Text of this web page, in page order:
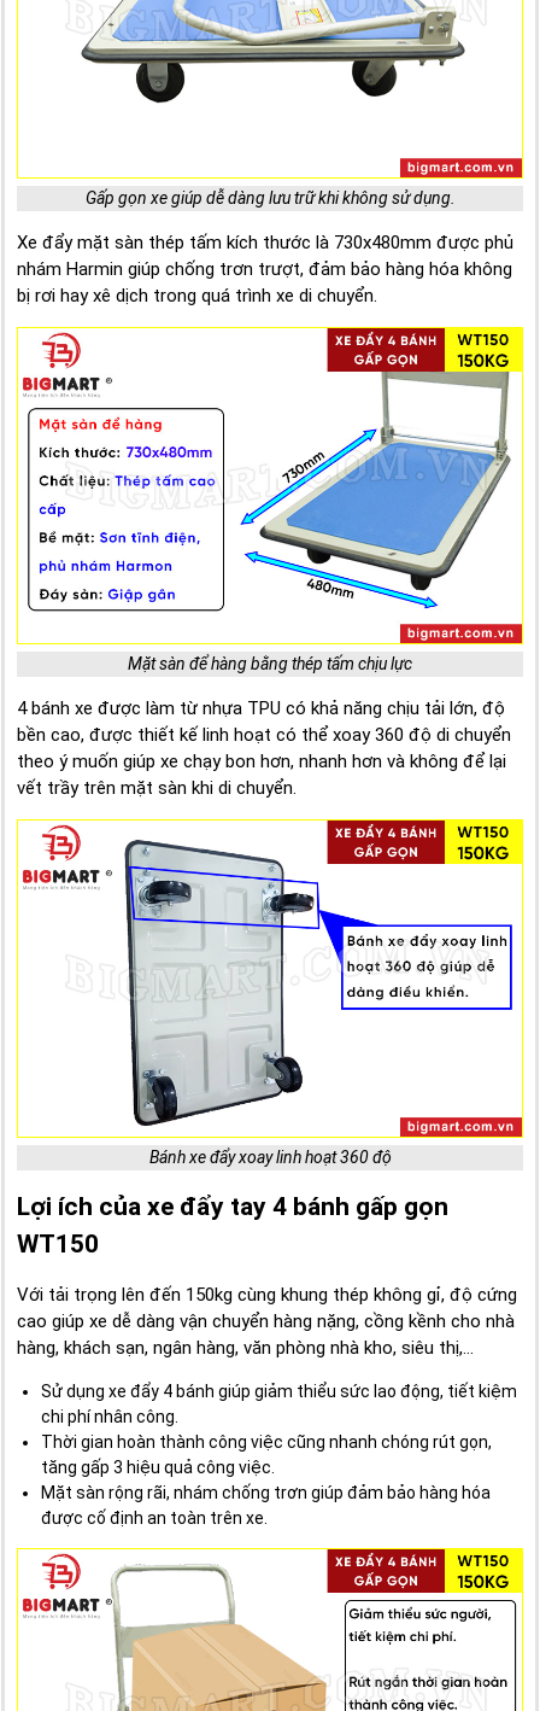
Gấp gọn xe giúp dễ dàng lưu trữ khi không sử dụng.
Xe đẩy mặt sàn thép tấm kích thước là 730x480mm được phủ
nhám Harmin giúp chống trơn trượt, đảm bảo hàng hóa không
bị rơi hay xê dịch trong quá trình xe di chuyển.
Mặt sàn để hàng bằng thép tấm chịu lực
4 bánh xe được làm từ nhựa TPU có khả năng chịu tải lớn, độ
bền cao, được thiết kế linh hoạt có thể xoay 360 độ di chuyển
theo ý muốn giúp xe chạy bon hơn, nhanh hơn và không để lại
vết trầy trên mặt sàn khi di chuyển.
Bánh xe đẩy xoay linh hoạt 360 độ
Lợi ích của xe đẩy tay 4 bánh gấp gọn
WT150
Với tải trọng lên đến 150kg cùng khung thép không gỉ, độ cứng
cao giúp xe dễ dàng vận chuyển hàng nặng, cồng kềnh cho nhà
hàng, khách sạn, ngân hàng, văn phòng nhà kho, siêu thị,...
Sử dụng xe đẩy 4 bánh giúp giảm thiểu sức lao động, tiết kiệm
chi phí nhân công.
Thời gian hoàn thành công việc cũng nhanh chóng rút gọn,
tăng gấp 3 hiệu quả công việc.
Mặt sàn rộng rãi, nhám chống trơn giúp đảm bảo hàng hóa
được cố định an toàn trên xe.